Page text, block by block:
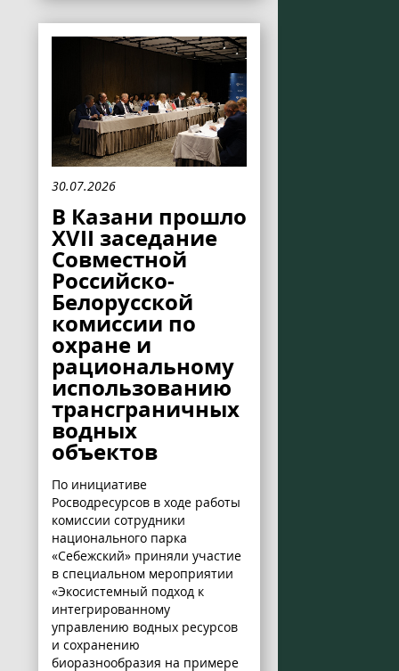
30.07.2026
В Казани прошло
XVII заседание
Совместной
Российско-
Белорусской
комиссии по
охране и
рациональному
использованию
трансграничных
водных
объектов
По инициативе
Росводресурсов в ходе работы
комиссии сотрудники
национального парка
«Себежский» приняли участие
в специальном мероприятии
«Экосистемный подход к
интегрированному
управлению водных ресурсов
и сохранению
биоразнообразия на примере